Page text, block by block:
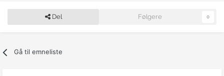
Del Følgere 0
Gå til emneliste